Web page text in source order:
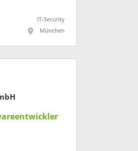
IT-Security
München